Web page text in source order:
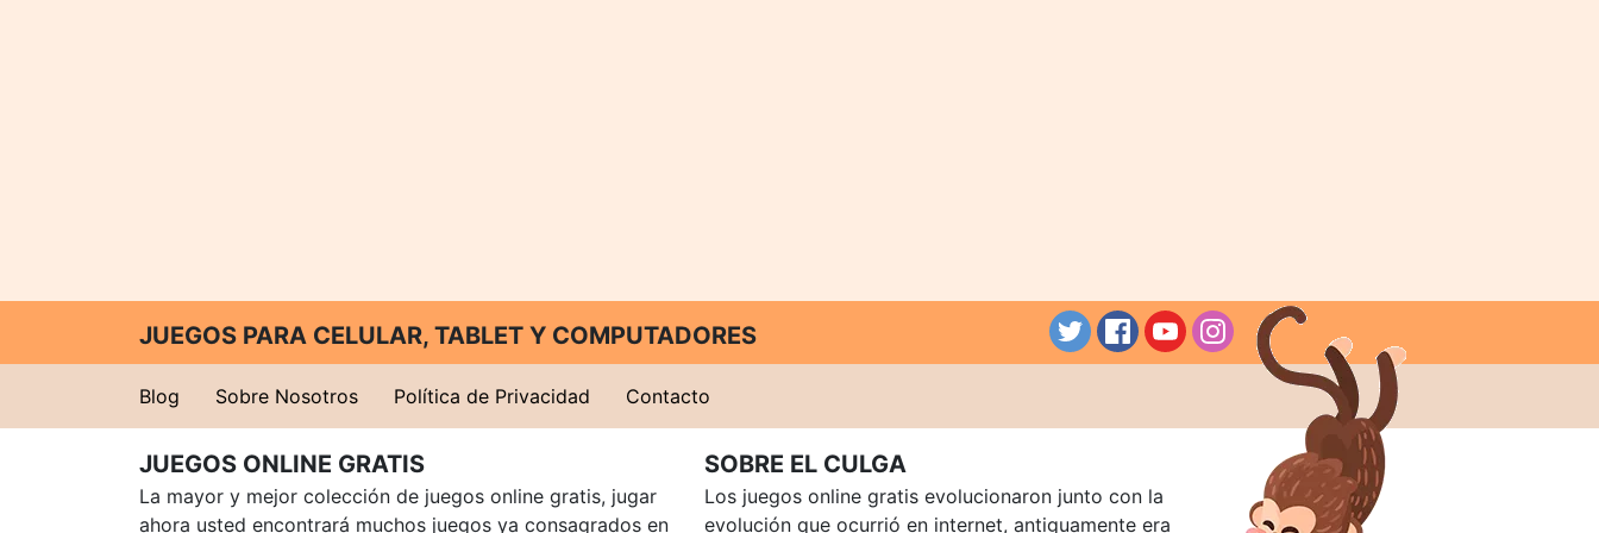
JUEGOS PARA CELULAR, TABLET Y COMPUTADORES
Blog Sobre Nosotros Política de Privacidad Contacto
JUEGOS ONLINE GRATIS
La mayor y mejor colección de juegos online gratis, jugar
ahora usted encontrará muchos juegos ya consagrados en
SOBRE EL CULGA
Los juegos online gratis evolucionaron junto con la
evolución que ocurrió en internet, antiguamente era